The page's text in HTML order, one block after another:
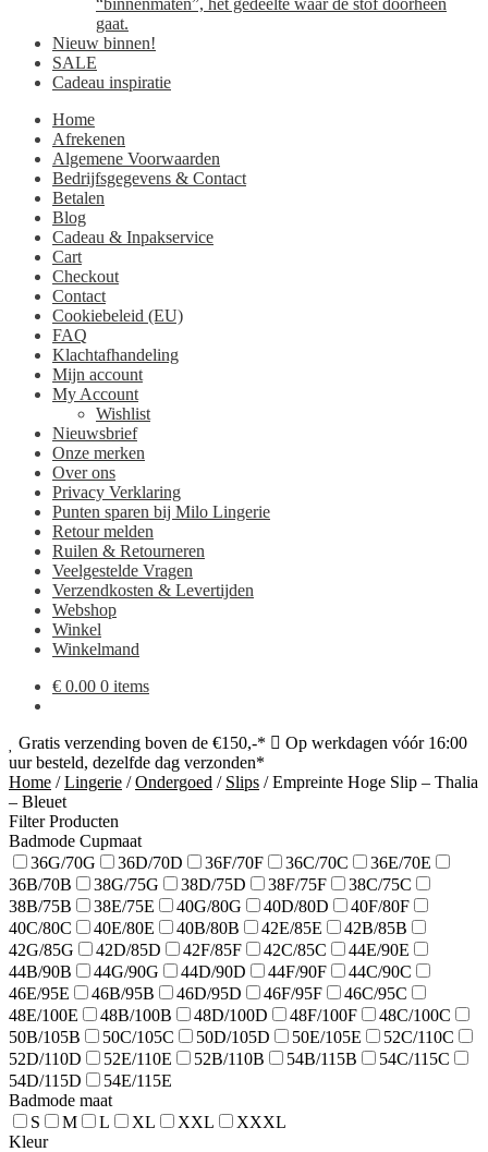
“binnenmaten”, het gedeelte waar de stof doorheen
gaat.
Nieuw binnen!
SALE
Cadeau inspiratie
Home
Afrekenen
Algemene Voorwaarden
Bedrijfsgegevens & Contact
Betalen
Blog
Cadeau & Inpakservice
Cart
Checkout
Contact
Cookiebeleid (EU)
FAQ
Klachtafhandeling
Mijn account
My Account
Wishlist
Nieuwsbrief
Onze merken
Over ons
Privacy Verklaring
Punten sparen bij Milo Lingerie
Retour melden
Ruilen & Retourneren
Veelgestelde Vragen
Verzendkosten & Levertijden
Webshop
Winkel
Winkelmand
€ 0.00 0 items
Gratis verzending boven de €150,-*
Op werkdagen vóór 16:00
uur besteld, dezelfde dag verzonden*
Home /Lingerie /Ondergoed / Slips /Empreinte Hoge Slip – Thalia
– Bleuet
Filter Producten
Badmode Cupmaat
36G/70G
36D/70D 36F/70F 36C/70C
36E/70E
36B/70B
38G/75G 38D/75D 38F/75F
38C/75C
38B/75B
38E/75E 40G/80G 40D/80D
40F/80F
40C/80C
40E/80E 40B/80B 42E/85E
42B/85B
42G/85G
42D/85D 42F/85F 42C/85C
44E/90E
44B/90B
44G/90G 44D/90D 44F/90F
44C/90C
46E/95E
46B/95B 46D/95D 46F/95F
46C/95C
48E/100E
48B/100B 48D/100D 48F/100F
48C/100C
50B/105B
50C/105C 50D/105D 50E/105E
52C/110C
52D/110D
52E/110E 52B/110B 54B/115B
54C/115C
54D/115D
54E/115E
Badmode maat
S
M L XL XXL
XXXL
Kleur